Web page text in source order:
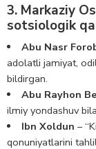
3. Markaziy
sotsiologik
Abu Nasr
adolatli jamiyat,
bildirgan.
Abu Rayhon
ilmiy yondashuv
Ibn Xoldun –
qonuniyatlarini